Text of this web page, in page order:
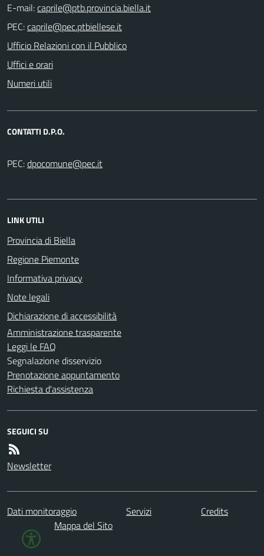
E-mail:
PEC:
Ufficio Relazioni con il Pubblico
Uffici e orari
Numeri utili
CONTATTI D.P.O.
PEC:
LINK UTILI
Provincia di Biella
Regione Piemonte
Informativa privacy
Note legali
Dichiarazione di accessibilità
Amministrazione trasparente
Leggi le FAQ
Segnalazione disservizio
Prenotazione appuntamento
Richiesta d'assistenza
SEGUICI SU
Newsletter
Dati monitoraggio Servizi
Credits
Mappa del Sito